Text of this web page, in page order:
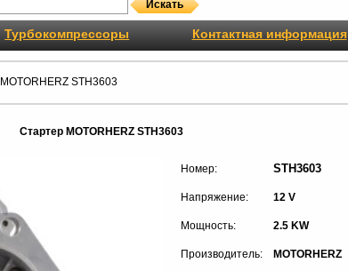
Турбокомпрессоры Контактная информация
STH3603
Стартер MOTORHERZ STH3603
Номер: STH3603
Напряжение: 12 V
Мощность: 2.5 KW
Производитель: MOTORHERZ